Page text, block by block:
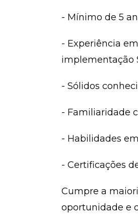
- Mínimo de 5
- Experiência
implementação
- Sólidos
- Familiaridade
- Habilidades
- Certificações
Cumpre a
oportunidade e